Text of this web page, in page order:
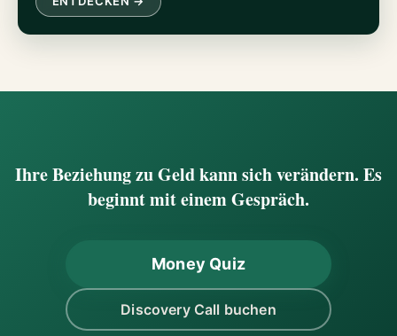
Ihre Beziehung zu Geld kann sich verändern. Es
beginnt mit einem Gespräch.
Money Quiz
Discovery Call buchen